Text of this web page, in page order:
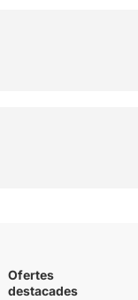
Ofertes
destacades